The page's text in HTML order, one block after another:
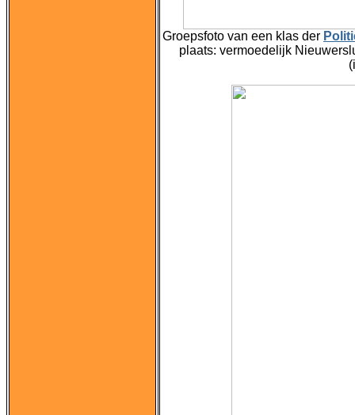
Groepsfoto van een klas der
plaats: vermoedelijk